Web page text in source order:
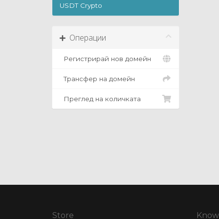
USDT Crypto
Операции
Регистрирай нов домейн
Трансфер на домейн
Преглед на количката
Store